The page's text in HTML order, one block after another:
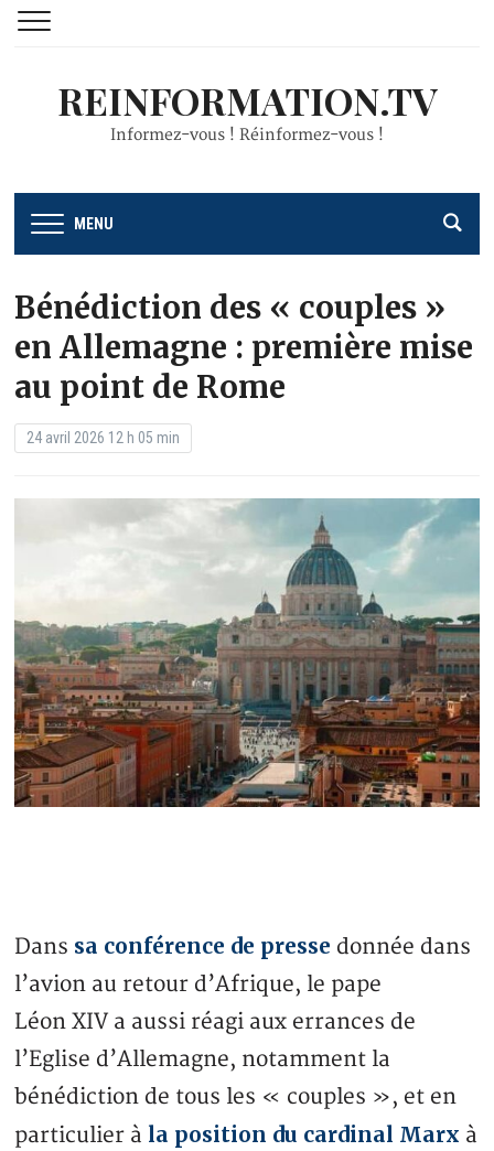
REINFORMATION.TV
Informez-vous ! Réinformez-vous !
MENU
Bénédiction des « couples »
en Allemagne : première mise
au point de Rome
24 avril 2026 12 h 05 min
Dans sa conférence de presse donnée dans
l’avion au retour d’Afrique, le pape
Léon XIV a aussi réagi aux errances de
l’Eglise d’Allemagne, notamment la
bénédiction de tous les « couples », et en
particulier à la position du cardinal Marx à